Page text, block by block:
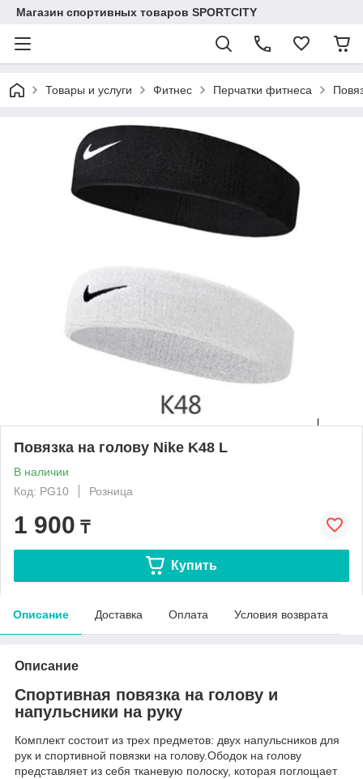
Магазин спортивных товаров SPORTCITY
Товары и услуги Фитнес Перчатки фитнеса
Повязка на голову Nike K48 L
В наличии
Код: PG10
Розница
1 900 ₸
Купить
Описание Доставка Оплата Условия возврата
Описание
Спортивная повязка на голову и
напульсники на руку
Комплект состоит из трех предметов: двух напульсников для
рук и спортивной повязки на голову.Ободок на голову
представляет из себя тканевую полоску, которая поглощает